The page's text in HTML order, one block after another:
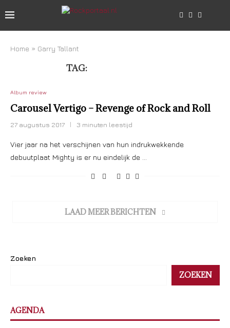
Home » Garry Tallant
TAG:
Album review
Carousel Vertigo – Revenge of Rock and Roll
27 augustus 2017 3 minuten leestijd
Vier jaar na het verschijnen van hun indrukwekkende
debuutplaat Mighty is er nu eindelijk de …
LAAD MEER BERICHTEN
Zoeken
ZOEKEN
AGENDA